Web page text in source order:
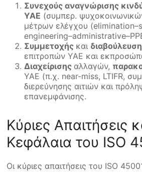
Συνεχούς αναγνώρισης
ΥΑΕ (συμπερ.
μέτρων ελέγχου
Συμμετοχής και
επιτροπών ΥΑΕ και
Διαχείρισης αλλαγών,
ΥΑΕ (π.χ. near-miss, LTIFR,
διερεύνησης αιτιών και
επανεμφάνισης.
Κύριες Απαιτήσεις
Κεφάλαια του ISO
Οι κύριες απαιτήσεις του ISO